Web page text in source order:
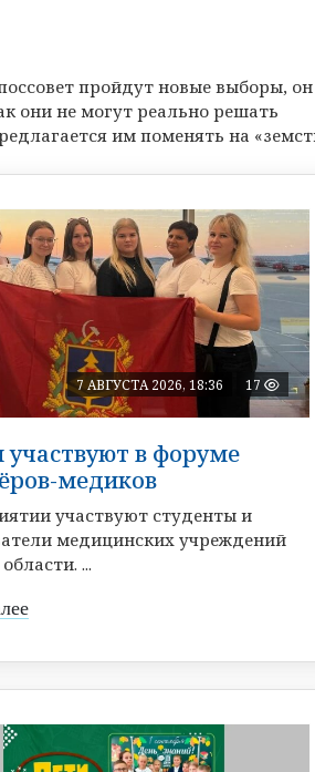
пройдут новые выборы, он
они не могут реально решать
им поменять на
7 АВГУСТА 2026, 18:36 17
участвуют в форуме
медиков
участвуют студенты и
медицинских учреждений
...